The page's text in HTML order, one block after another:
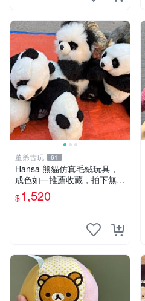
董爺古玩 61
Hansa 熊貓仿真毛絨玩具，
成色如一推薦收藏，拍下無疑
心 熊貓 毛絨玩具 收藏
$1,520